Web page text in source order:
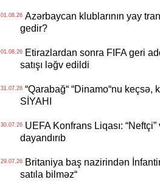
01.08.26Azərbaycan klublarının yay
gedir?
01.08.26Etirazlardan sonra FIFA geri
satışı ləğv edildi
31.07.26“Qarabağ“ “Dinamo“nu keçsə,
SİYAHI
30.07.26UEFA Konfrans Liqası: “Neftçi”
dayandırıb
29.07.26Britaniya baş nazirindən
satıla bilməz“